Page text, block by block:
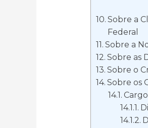
Sobre a
Federal
Sobre a
Sobre as
Sobre o
Sobre os